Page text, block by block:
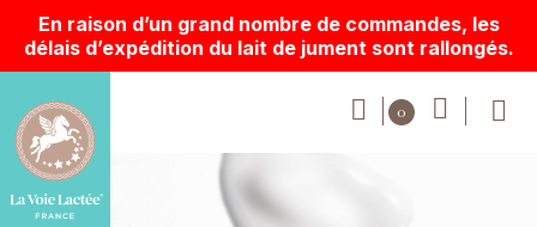
En raison d’un grand nombre de commandes, les
délais d’expédition du lait de jument sont rallongés.